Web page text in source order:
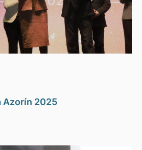
Azorín 2025